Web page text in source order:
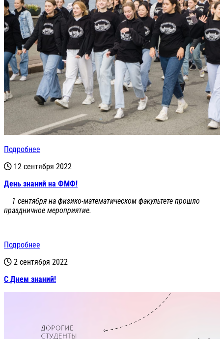
Подробнее
12 сентября 2022
День знаний на ФМФ!
1 сентября на физико-математическом факультете прошло
праздничное мероприятие.
Подробнее
2 сентября 2022
С Днем знаний!